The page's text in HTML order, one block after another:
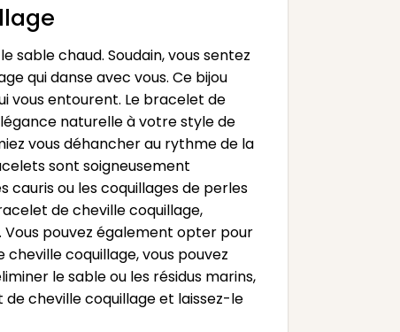
sable chaud. Soudain, vous sentez
qui danse avec vous. Ce bijou
vous entourent. Le bracelet de
naturelle à votre style de
vous déhancher au rythme de la
sont soigneusement
ou les coquillages de perles
de cheville coquillage,
Vous pouvez également opter pour
coquillage, vous pouvez
le sable ou les résidus marins,
cheville coquillage et laissez-le